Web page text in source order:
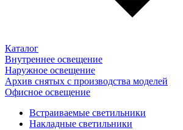
Каталог
Внутреннее освещение
Наружное освещение
Архив снятых с производства моделей
Офисное освещение
Встраиваемые светильники
Накладные светильники